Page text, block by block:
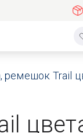
ремешок Trail